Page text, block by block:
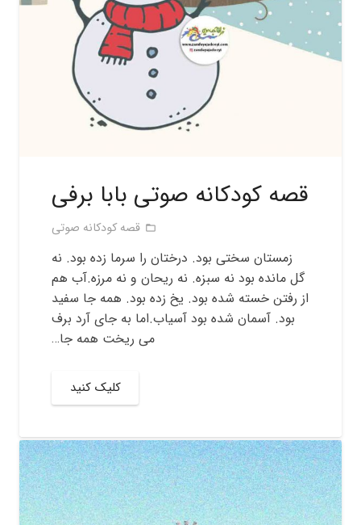
قصه کودکانه صوتی بابا برفی
folder_open قصه کودکانه صوتی
زمستان سختی بود. درختان را سرما زده بود. نه
گل مانده بود نه سبزه. نه ریحان و نه مرزه.آب هم
از رفتن خسته شده بود. یخ زده بود. همه جا سفید
بود. آسمان شده بود آسیاب.اما به جای آرد برف
می ریخت همه جا…
کلیک کنید